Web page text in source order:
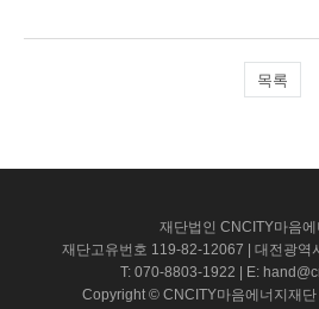
목록
재단법인 CNCITY마음
재단고유번호 119-82-12067 | 대전광역
T: 070-8803-1922 | E:
Copyright © CNCITY마음에너지재